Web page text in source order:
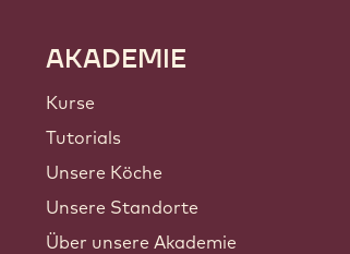
AKADEMIE
Kurse
Tutorials
Unsere Köche
Unsere Standorte
Über unsere Akademie